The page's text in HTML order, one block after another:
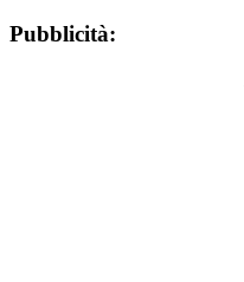
Pubblicità: